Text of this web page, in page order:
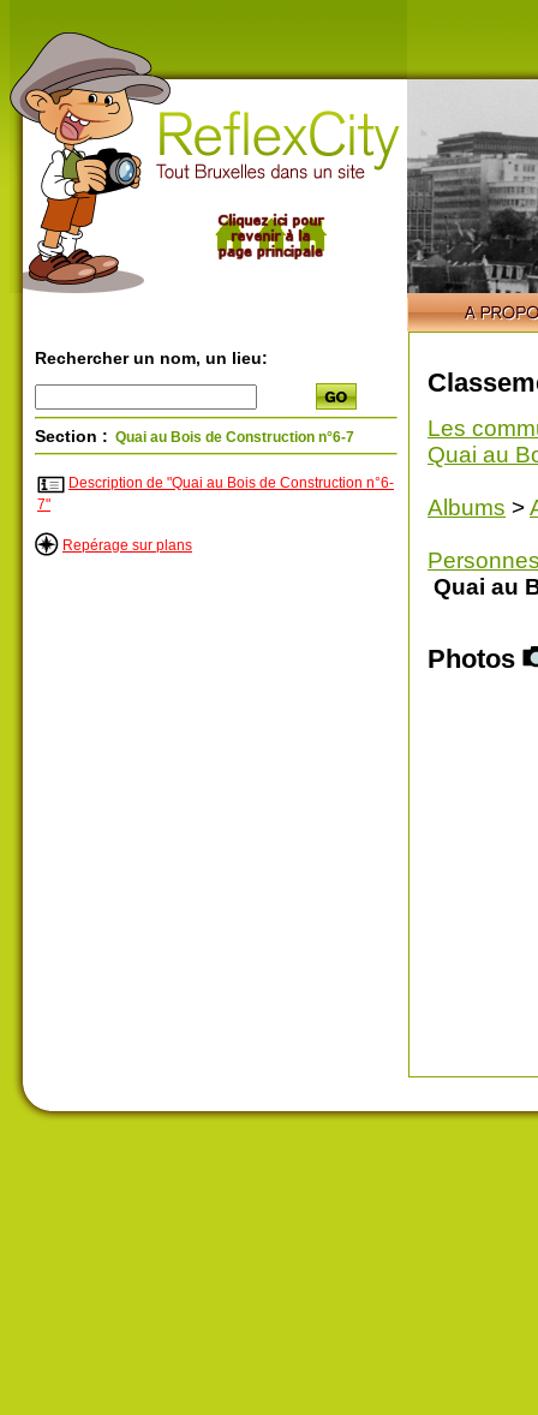
Rechercher un nom, un lieu:
Section : Quai au Bois de Construction n°6-7
Description de "Quai au Bois de Construction n°6-
7"
Repérage sur plans
Les
Quai au
Albums >
Quai au
Photos